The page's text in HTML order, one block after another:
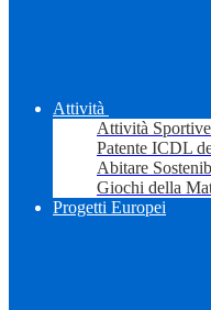
Attività
Attività Sportive
Patente ICDL
Abitare
Giochi della
Progetti Europei